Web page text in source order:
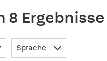
8
Sprache